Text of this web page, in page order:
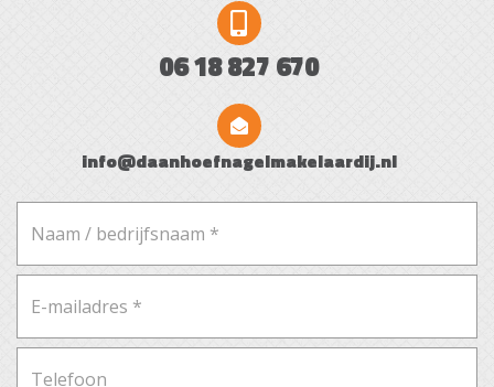
06 18 827 670
info@daanhoefnagelmakelaardij.nl